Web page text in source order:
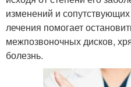
изменений и
лечения помогает
межпозвоночных дисков,
болезнь.